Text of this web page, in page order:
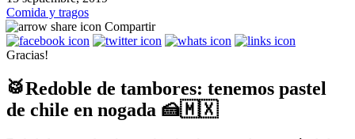
Comida y tragos
Compartir
Gracias!
🥁Redoble de tambores: tenemos pastel
de chile en nogada 🍰🇲🇽